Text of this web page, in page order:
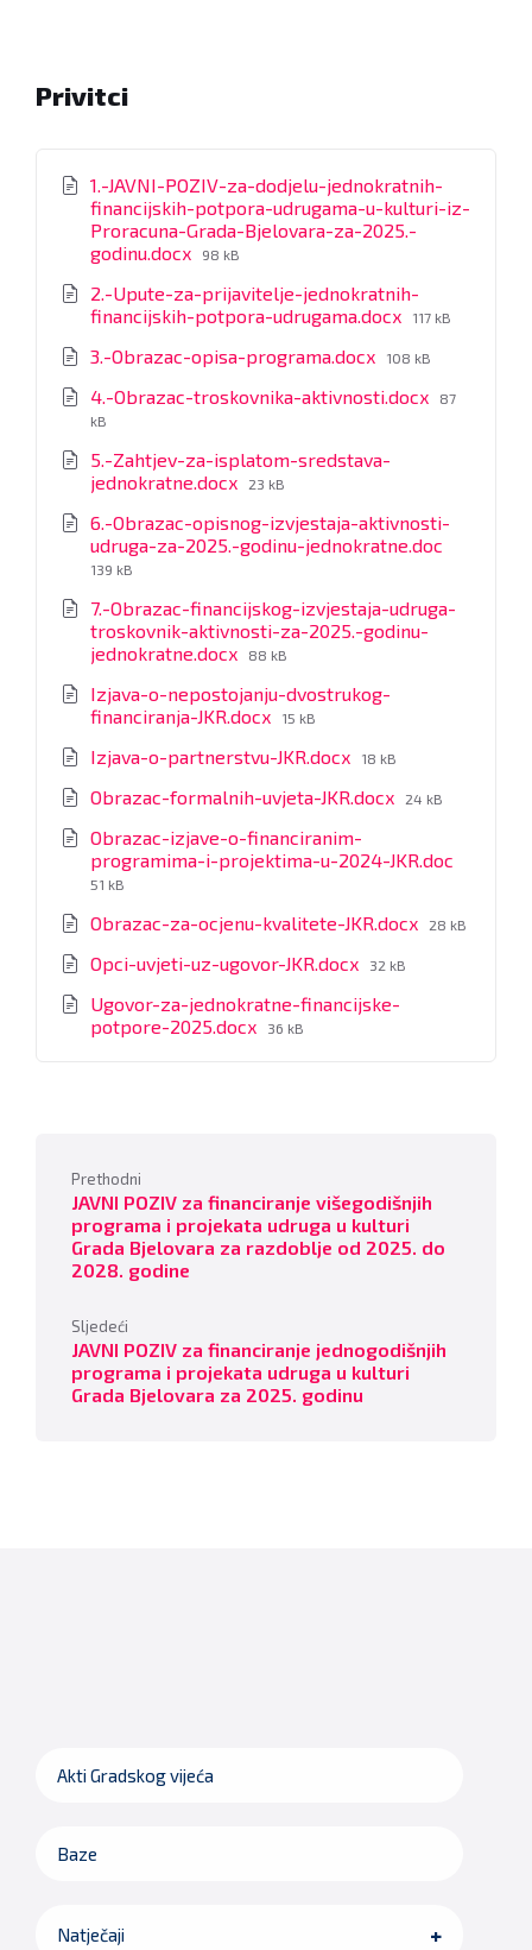
Privitci
1.-JAVNI-POZIV-za-dodjelu-jednokratnih-
financijskih-potpora-udrugama-u-kulturi-iz-
Proracuna-Grada-Bjelovara-za-2025.-
godinu.docx File
98 kB
2.-Upute-za-prijavitelje-jednokratnih-
financijskih-potpora-udrugama.docx File
117 kB
3.-Obrazac-opisa-programa.docx File
108 kB
4.-Obrazac-troskovnika-aktivnosti.docx File
87
kB
5.-Zahtjev-za-isplatom-sredstava-
jednokratne.docx File
23 kB
6.-Obrazac-opisnog-izvjestaja-aktivnosti-
udruga-za-2025.-godinu-jednokratne.doc
139 kB
7.-Obrazac-financijskog-izvjestaja-udruga-
troskovnik-aktivnosti-za-2025.-godinu-
jednokratne.docx File
88 kB
Izjava-o-nepostojanju-dvostrukog-
financiranja-JKR.docx File
15 kB
Izjava-o-partnerstvu-JKR.docx File
18 kB
Obrazac-formalnih-uvjeta-JKR.docx File
24 kB
Obrazac-izjave-o-financiranim-
programima-i-projektima-u-2024-JKR.doc
51 kB
Obrazac-za-ocjenu-kvalitete-JKR.docx File
28 kB
Opci-uvjeti-uz-ugovor-JKR.docx File
32 kB
Ugovor-za-jednokratne-financijske-
potpore-2025.docx File
36 kB
Prethodni
JAVNI POZIV za financiranje višegodišnjih
programa i projekata udruga u kulturi
Grada Bjelovara za razdoblje od 2025. do
2028. godine
Sljedeći
JAVNI POZIV za financiranje jednogodišnjih
programa i projekata udruga u kulturi
Grada Bjelovara za 2025. godinu
Akti Gradskog vijeća
Baze
Natječaji